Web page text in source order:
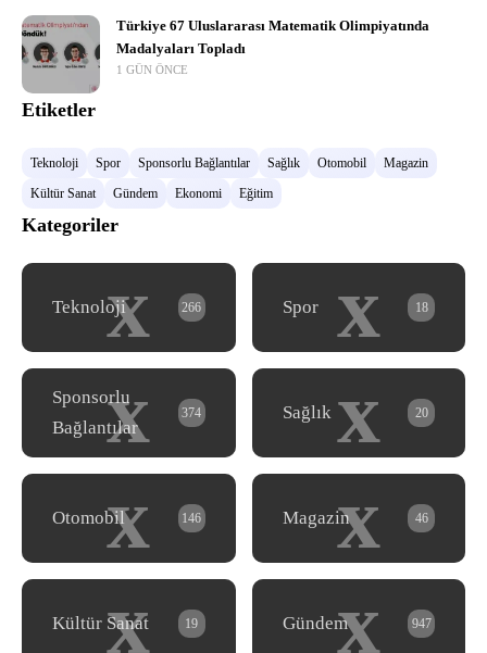
Türkiye 67 Uluslararası Matematik Olimpiyatında
Madalyaları Topladı
1 GÜN ÖNCE
Etiketler
Teknoloji Spor Sponsorlu Bağlantılar Sağlık Otomobil
Magazin
Kültür Sanat
Gündem Ekonomi Eğitim
Kategoriler
x
Teknoloji 266 x
Spor 18
x
Sponsorlu
Bağlantılar
374 x
Sağlık 20
x
Otomobil 146 x
Magazin 46
x
Kültür Sanat 19 x
Gündem 947